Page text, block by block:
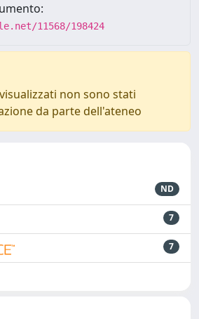
11568/198424
non sono stati
da parte dell'ateneo
ND
7
7